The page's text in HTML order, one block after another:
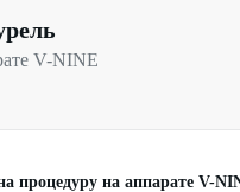
V-NINE со скидкой 50%
V-NINE
процедуру на аппарате V-